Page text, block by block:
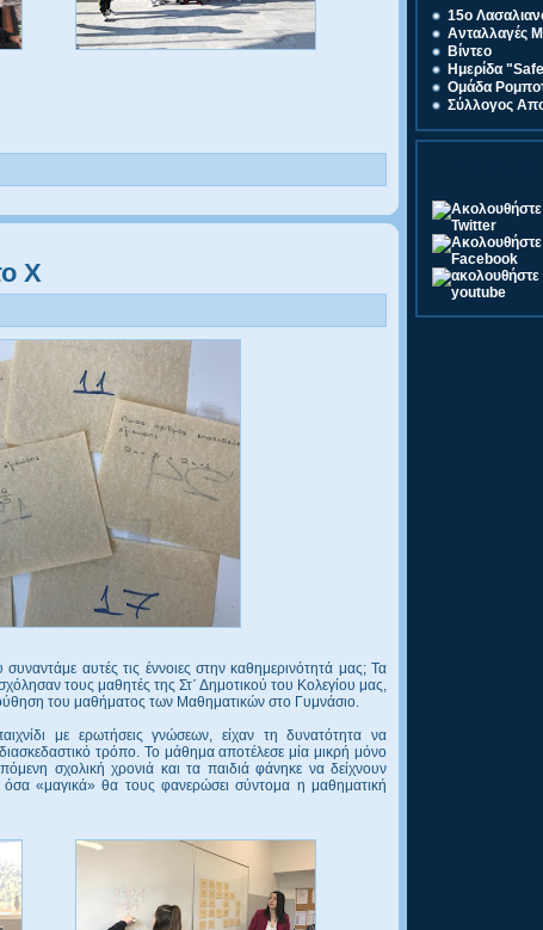
X
συναντάμε αυτές τις έννοιες στην καθημερινότητά μας; Τα
τους μαθητές της Στ΄ Δημοτικού του Κολεγίου μας,
του μαθήματος των Μαθηματικών στο Γυμνάσιο.
με ερωτήσεις γνώσεων, είχαν τη δυνατότητα να
διασκεδαστικό τρόπο. Το μάθημα αποτέλεσε μία μικρή μόνο
σχολική χρονιά και τα παιδιά φάνηκε να δείχνουν
όσα «μαγικά» θα τους φανερώσει σύντομα η μαθηματική
15o
Ανταλλαγές
Βίντεο
Ημερίδα
Ομάδα
Σύλλογος